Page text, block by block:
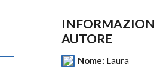
AUTORE
Nome: Laura